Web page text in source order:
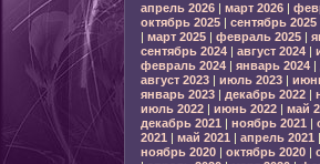
апрель 2026| март 2026|
октябрь 2025| сентябрь 2025
| март 2025| февраль 2025|
сентябрь 2024| август 2024|
февраль 2024| январь 2024|
август 2023| июль 2023|
январь 2023| декабрь 2022|
июль 2022| июнь 2022| май
декабрь 2021 | ноябрь 2021 |
2021 | май 2021 | апрель 2021 |
ноябрь 2020| октябрь 2020|